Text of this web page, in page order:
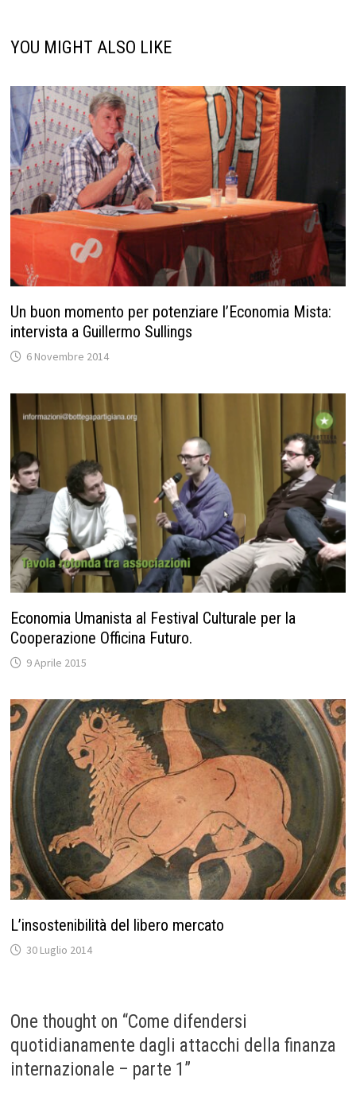
YOU MIGHT ALSO LIKE
Un buon momento per potenziare l’Economia Mista:
intervista a Guillermo Sullings
6 Novembre 2014
Economia Umanista al Festival Culturale per la
Cooperazione Officina Futuro.
9 Aprile 2015
L’insostenibilità del libero mercato
30 Luglio 2014
One thought on “Come difendersi
quotidianamente dagli attacchi della finanza
internazionale – parte 1”